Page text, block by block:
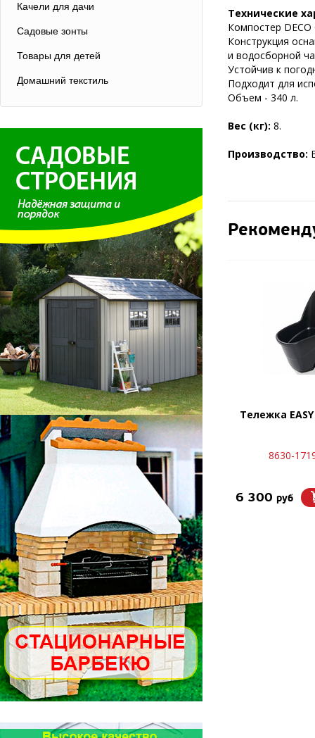
Качели для дачи
Садовые зонты
Товары для детей
Домашний текстиль
Технические
Компостер
Конструкция
и водосборной
Устойчив к
Подходит для
Объем - 340 л.
Вес (кг): 8.
Производство:
Тележка EASY
8630-
6 300 руб